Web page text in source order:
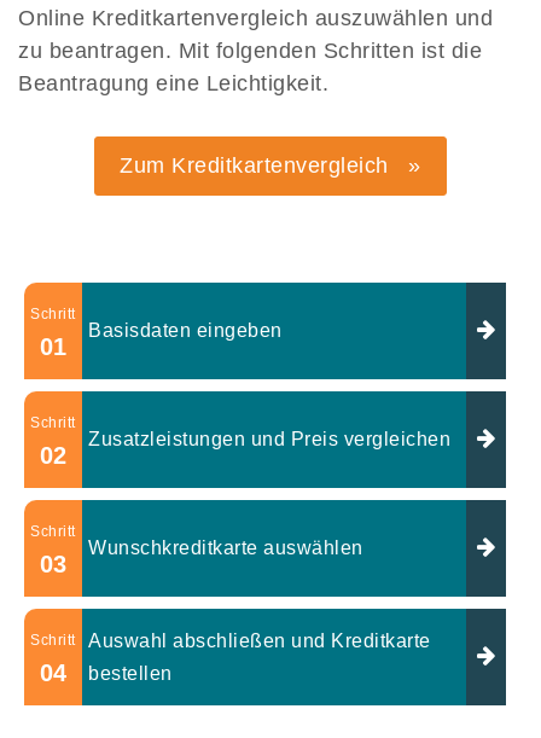
Online Kreditkartenvergleich auszuwählen und
zu beantragen. Mit folgenden Schritten ist die
Beantragung eine Leichtigkeit.
Zum Kreditkartenvergleich »
Schritt
01
Basisdaten eingeben
Schritt
02
Zusatzleistungen und Preis vergleichen
Schritt
03
Wunschkreditkarte auswählen
Schritt
04
Auswahl abschließen und Kreditkarte
bestellen